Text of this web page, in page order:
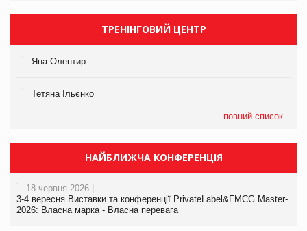
ТРЕНІНГОВИЙ ЦЕНТР
Яна Олентир
Тетяна Ільєнко
повний список
НАЙБЛИЖЧА КОНФЕРЕНЦІЯ
18 червня 2026 |
3-4 вересня Виставки та конференції PrivateLabel&FMCG Master-
2026: Власна марка - Власна перевага